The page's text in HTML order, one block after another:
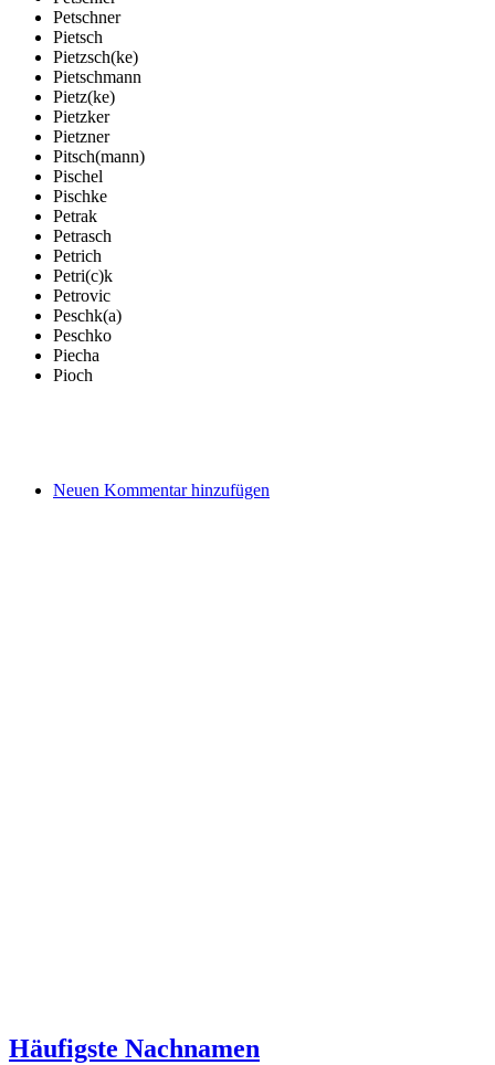
Petschner
Pietsch
Pietzsch(ke)
Pietschmann
Pietz(ke)
Pietzker
Pietzner
Pitsch(mann)
Pischel
Pischke
Petrak
Petrasch
Petrich
Petri(c)k
Petrovic
Peschk(a)
Peschko
Piecha
Pioch
Neuen Kommentar hinzufügen
Häufigste Nachnamen